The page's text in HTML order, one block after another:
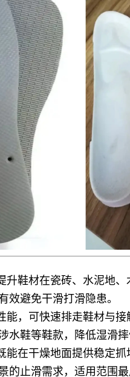
升鞋材在瓷砖、水泥地
效避免干滑打滑隐患。
能，可快速排走鞋材与
水鞋等鞋款，降低湿滑摔
能在干燥地面提供稳定
的止滑需求，适用范围最